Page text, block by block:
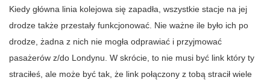
Kiedy główna linia kolejowa się zapadła, wszystkie stacje na jej
drodze także przestały funkcjonować. Nie ważne ile było ich po
drodze, żadna z nich nie mogła odprawiać i przyjmować
pasażerów z/do Londynu. W skrócie, to nie musi być link który ty
straciłeś, ale może być tak, że link połączony z tobą stracił wiele